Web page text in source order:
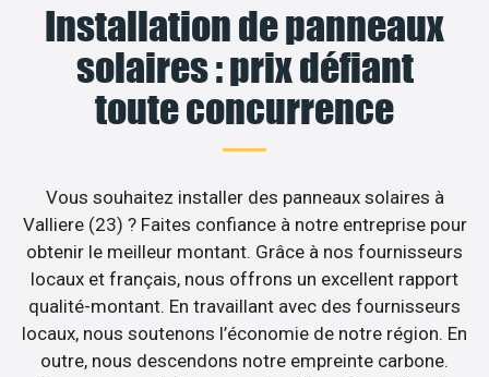
Installation de panneaux
solaires : prix défiant
toute concurrence
Vous souhaitez installer des panneaux solaires à
Valliere (23) ? Faites confiance à notre entreprise pour
obtenir le meilleur montant. Grâce à nos fournisseurs
locaux et français, nous offrons un excellent rapport
qualité-montant. En travaillant avec des fournisseurs
locaux, nous soutenons l’économie de notre région. En
outre, nous descendons notre empreinte carbone.